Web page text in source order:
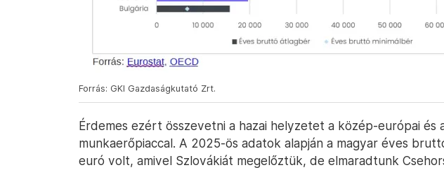
Forrás: GKI Gazdaságkutató Zrt.
Érdemes ezért összevetni a hazai helyzetet a közép-európai és
munkaerőpiaccal. A 2025-ös adatok alapján a magyar éves
euró volt, amivel Szlovákiát megelőztük, de elmaradtunk